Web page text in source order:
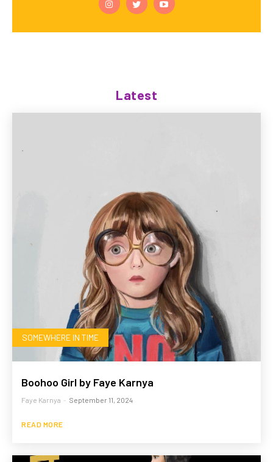
Latest
SOMEWHERE IN TIME
Boohoo Girl by Faye Karnya
Faye Karnya - September 11, 2024
READ MORE